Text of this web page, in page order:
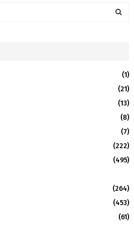
R
(1)
(21)
(13)
(8)
(7)
(222)
(495)
(264)
(453)
(61)